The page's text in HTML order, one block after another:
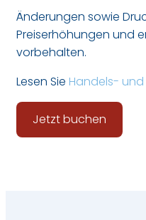
Änderungen sowie
Preiserhöhungen und
vorbehalten.
Lesen Sie Handels-
Jetzt buchen